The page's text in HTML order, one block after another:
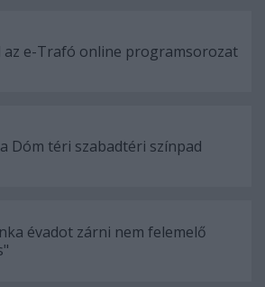
az e-Trafó online programsorozat
Dóm téri szabadtéri színpad
évadot zárni nem felemelő